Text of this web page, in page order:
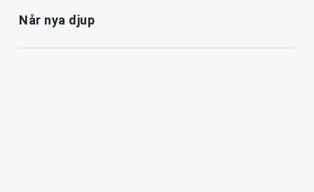
Når nya djup